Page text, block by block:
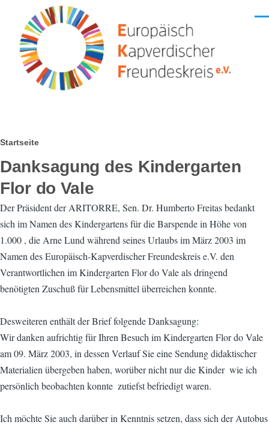
Direkt zum Inhalt
Pfadnavigation
Startseite
Danksagung des Kindergarten
Flor do Vale
Der Präsident der ARITORRE, Sen. Dr. Humberto Freitas bedankt
sich im Namen des Kindergartens für die Barspende in Höhe von
1.000 , die Arne Lund während seines Urlaubs im März 2003 im
Namen des Europäisch-Kapverdischer Freundeskreis e.V. den
Verantwortlichen im Kindergarten Flor do Vale als dringend
benötigten Zuschuß für Lebensmittel überreichen konnte.
Desweiteren enthält der Brief folgende Danksagung:
Wir danken aufrichtig für Ihren Besuch im Kindergarten Flor do Vale
am 09. März 2003, in dessen Verlauf Sie eine Sendung didaktischer
Materialien übergeben haben, worüber nicht nur die Kinder  wie ich
persönlich beobachten konnte  zutiefst befriedigt waren.
Ich möchte Sie auch darüber in Kenntnis setzen, dass sich der Autobus